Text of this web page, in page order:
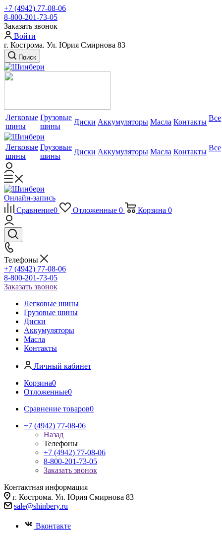
+7 (4942) 77-08-06
8-800-201-73-05
Заказать звонок
Войти
г. Кострома. Ул. Юрия Смирнова 83
Поиск
Легковые
шины
Грузовые
шины
Диски Аккумуляторы Масла Контакты Все
Легковые
шины
Грузовые
шины
Диски Аккумуляторы Масла Контакты Все
Онлайн-запись
Сравнение0 Отложенные 0 Корзина 0
Телефоны
+7 (4942) 77-08-06
8-800-201-73-05
Заказать звонок
Легковые шины
Грузовые шины
Диски
Аккумуляторы
Масла
Контакты
Личный кабинет
Корзина0
Отложенные0
Сравнение товаров0
+7 (4942) 77-08-06
Назад
Телефоны
+7 (4942) 77-08-06
8-800-201-73-05
Заказать звонок
Контактная информация
г. Кострома. Ул. Юрия Смирнова 83
sale@shinbery.ru
Вконтакте